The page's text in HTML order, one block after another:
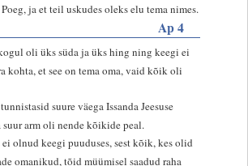
ja et teil uskudes oleks elu tema nimes.
Ap 4
oli üks süda ja üks hing ning keegi ei
kohta, et see on tema oma, vaid kõik oli
suure väega Issanda Jeesuse
arm oli nende kõikide peal.
ei olnud keegi puuduses, sest kõik, kes olid
omanikud, tõid müümisel saadud raha